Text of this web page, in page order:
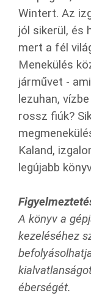
Wintert. Az
jól sikerül, és
mert a fél
Menekülés
járművet -
lezuhan,
rossz fiúk?
Kaland,
legújabb
A könyv a
kezeléséhez
éberségét.